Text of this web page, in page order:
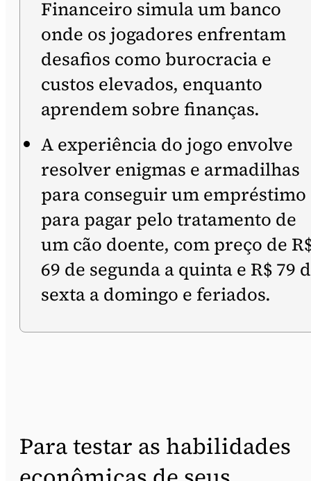
Financeiro simula um banco
onde os jogadores enfrentam
desafios como burocracia e
custos elevados, enquanto
aprendem sobre finanças.
A experiência do jogo envolve
resolver enigmas e armadilhas
para conseguir um empréstimo
para pagar pelo tratamento de
um cão doente, com preço de
69 de segunda a quinta e R$ 79
sexta a domingo e feriados.
Para testar as habilidades